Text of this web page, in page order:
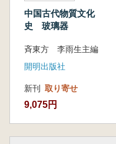
纸”,宋元的“皮料纸
种高档加工纸等多
对个人、时代书风
线,以点带面,从书
等角度归纳其书写
具有的历史价值、
标准,择取每一个时
家世、交游、习书
示其书写风格的形
中国古代物質文化
史 玻璃器
斉東方 李雨生主編
開明出版社
新刊 取り寄せ
9,075円